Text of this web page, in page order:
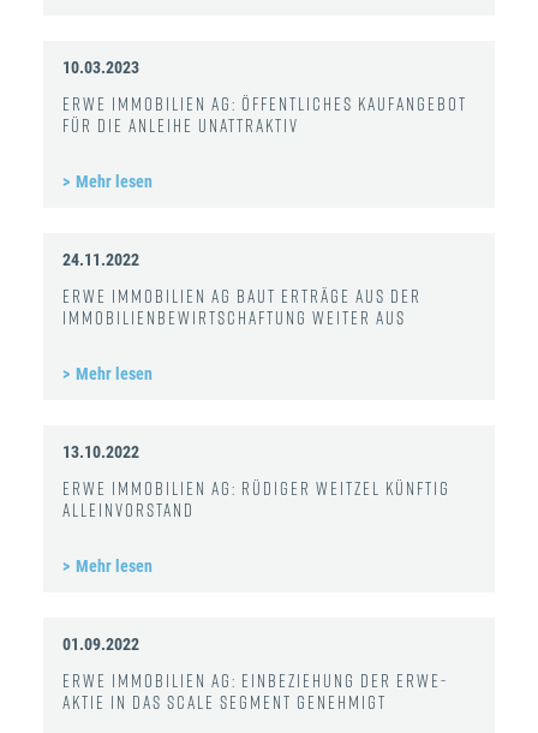
10.03.2023
ERWE Immobilien AG: Öffentliches Kaufangebot
für die Anleihe unattraktiv
Mehr lesen
24.11.2022
ERWE Immobilien AG baut Erträge aus der
Immobilienbewirtschaftung weiter aus
Mehr lesen
13.10.2022
ERWE Immobilien AG: Rüdiger Weitzel künftig
Alleinvorstand
Mehr lesen
01.09.2022
ERWE Immobilien AG: Einbeziehung der ERWE-
Aktie in das Scale Segment genehmigt